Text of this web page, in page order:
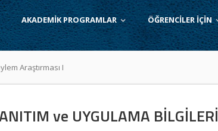
AKADEMİK PROGRAMLAR ÖĞRENCİLER İÇİN
Araştırması I
ve UYGULAMA BİLGİLERİ